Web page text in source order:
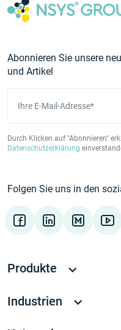
Abonnieren Sie unsere
und Artikel
Ihre E-Mail-Adresse*
Durch Klicken auf "Abonnieren"
Datenschutzerklärung
Folgen Sie uns in den
Produkte
Industrien